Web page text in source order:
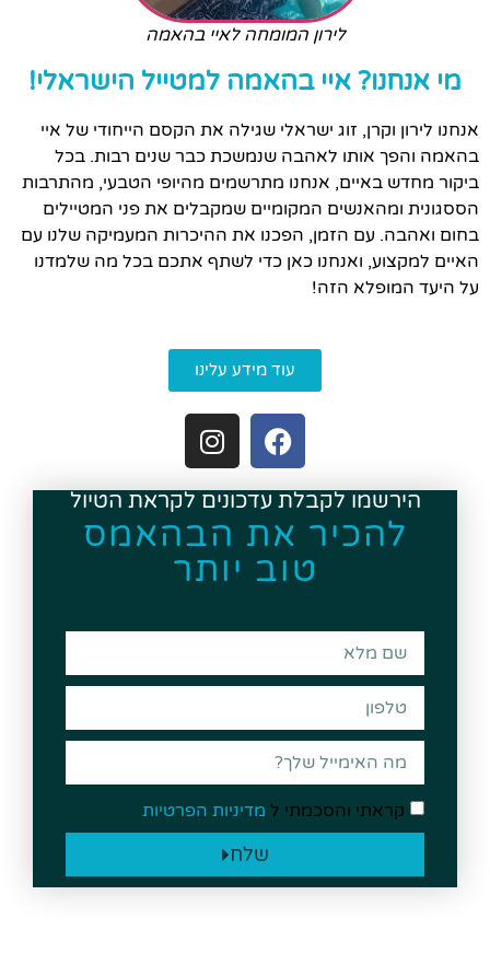
לירון המומחה לאיי בהאמה
מי אנחנו? איי בהאמה למטייל הישראלי!
אנחנו לירון וקרן, זוג ישראלי שגילה את הקסם הייחודי של איי
בהאמה והפך אותו לאהבה שנמשכת כבר שנים רבות. בכל
ביקור מחדש באיים, אנחנו מתרשמים מהיופי הטבעי, מהתרבות
הססגונית ומהאנשים המקומיים שמקבלים את פני המטיילים
בחום ואהבה. עם הזמן, הפכנו את ההיכרות המעמיקה שלנו עם
האיים למקצוע, ואנחנו כאן כדי לשתף אתכם בכל מה שלמדנו
על היעד המופלא הזה!
עוד מידע עלינו
הירשמו לקבלת עדכונים לקראת הטיול
להכיר את הבהאמס
טוב יותר
קראתי והסכמתי ל מדיניות הפרטיות
שלח